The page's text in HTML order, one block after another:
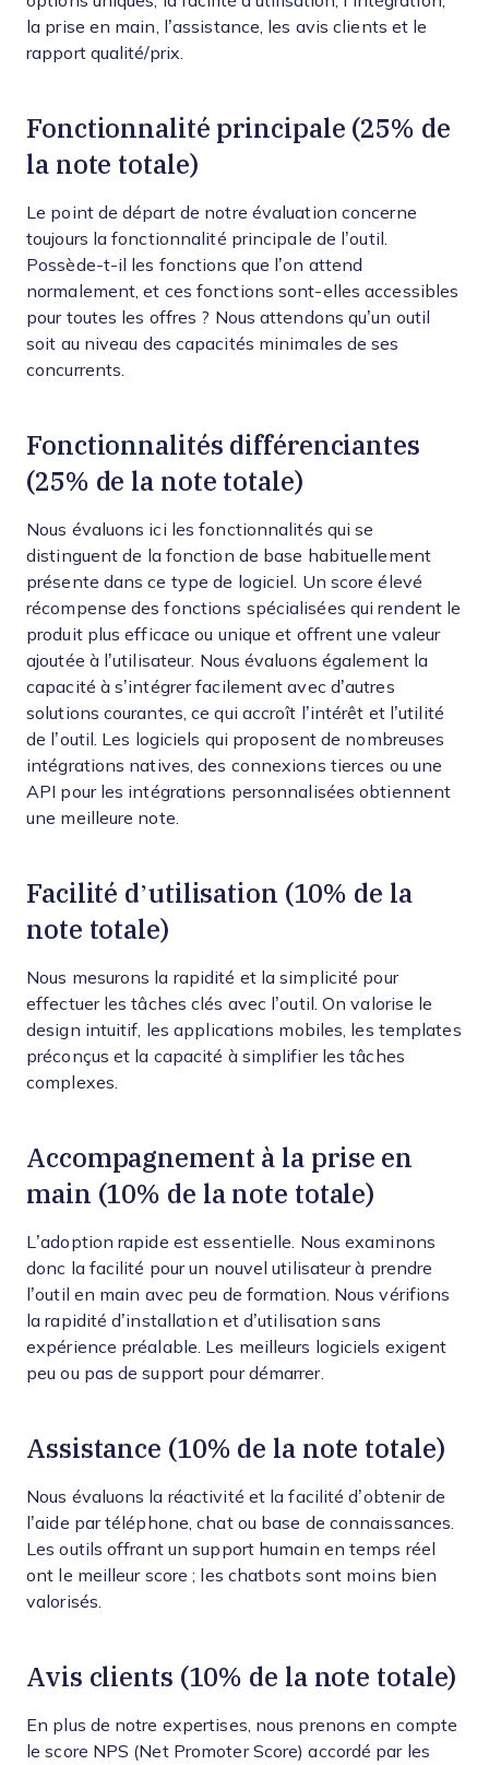
la prise en main, l’assistance, les avis clients et le
rapport qualité/prix.
Fonctionnalité principale (25% de
la note totale)
Le point de départ de notre évaluation concerne
toujours la fonctionnalité principale de l’outil.
Possède-t-il les fonctions que l’on attend
normalement, et ces fonctions sont-elles accessibles
pour toutes les offres ? Nous attendons qu’un outil
soit au niveau des capacités minimales de ses
concurrents.
Fonctionnalités différenciantes
(25% de la note totale)
Nous évaluons ici les fonctionnalités qui se
distinguent de la fonction de base habituellement
présente dans ce type de logiciel. Un score élevé
récompense des fonctions spécialisées qui rendent le
produit plus efficace ou unique et offrent une valeur
ajoutée à l’utilisateur. Nous évaluons également la
capacité à s’intégrer facilement avec d’autres
solutions courantes, ce qui accroît l’intérêt et l’utilité
de l’outil. Les logiciels qui proposent de nombreuses
intégrations natives, des connexions tierces ou une
API pour les intégrations personnalisées obtiennent
une meilleure note.
Facilité d’utilisation (10% de la
note totale)
Nous mesurons la rapidité et la simplicité pour
effectuer les tâches clés avec l’outil. On valorise le
design intuitif, les applications mobiles, les templates
préconçus et la capacité à simplifier les tâches
complexes.
Accompagnement à la prise en
main (10% de la note totale)
L’adoption rapide est essentielle. Nous examinons
donc la facilité pour un nouvel utilisateur à prendre
l’outil en main avec peu de formation. Nous vérifions
la rapidité d’installation et d’utilisation sans
expérience préalable. Les meilleurs logiciels exigent
peu ou pas de support pour démarrer.
Assistance (10% de la note totale)
Nous évaluons la réactivité et la facilité d’obtenir de
l’aide par téléphone, chat ou base de connaissances.
Les outils offrant un support humain en temps réel
ont le meilleur score ; les chatbots sont moins bien
valorisés.
Avis clients (10% de la note totale)
En plus de notre expertises, nous prenons en compte
le score NPS (Net Promoter Score) accordé par les